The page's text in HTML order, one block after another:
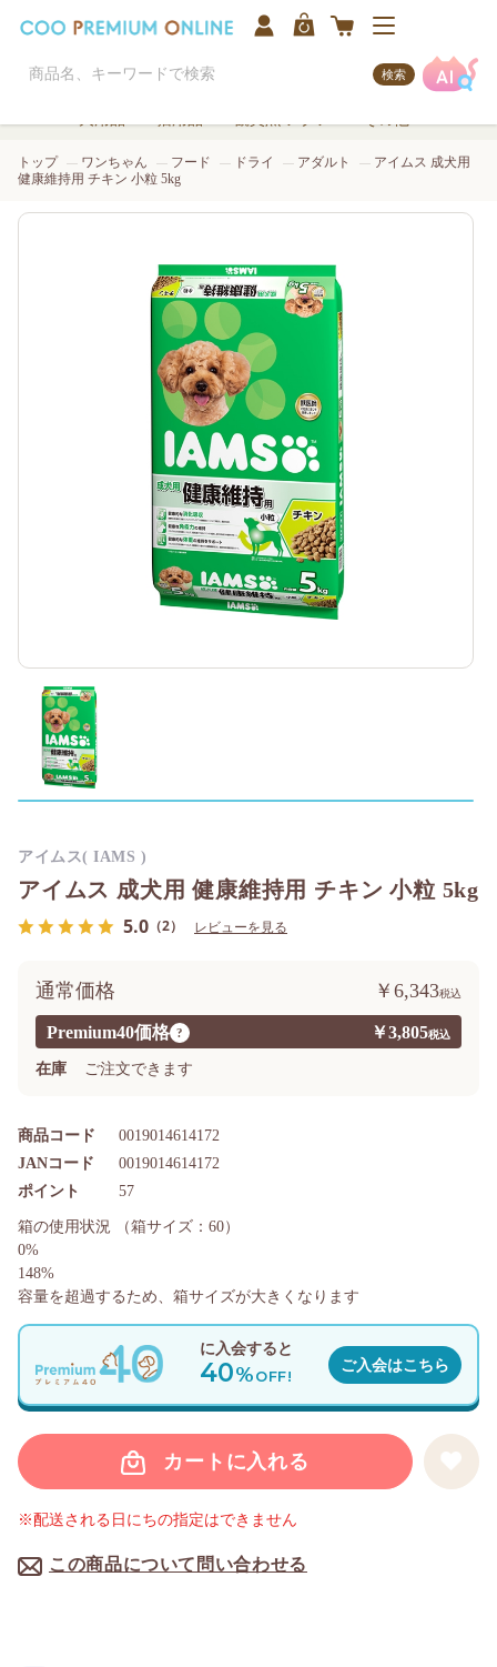
検索
トップ ワンちゃん フード ドライ アダルト
アイムス 成犬用
健康維持用 チキン 小粒 5kg
アイムス 成犬用 健康維持用 チキン 小粒 5kg
5.0 （2） レビューを見る
Premium40価格 ? ￥3,805
通常価格 ￥6,343
在庫 ご注文できます
商品コード 0019014614172
ポイント 57
JANコード 0019014614172
カートに入れる
この商品について問い合わせる
アイムス( IAMS )
※配送される日にちの指定はできません
に入会すると
40%OFF!
ご入会はこちら
箱の使用状況
（箱サイズ：60）
0%
148%
容量を超過するため、箱サイズが大きくなります